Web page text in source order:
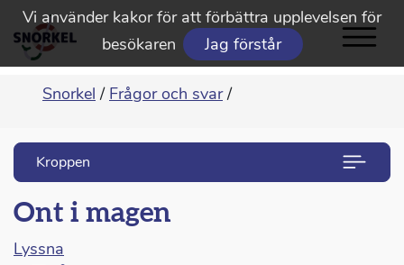
Vi använder kakor för att förbättra upplevelsen för
besökaren
Jag förstår
Snorkel / Frågor och svar /
Kroppen
Ont i magen
Lyssna